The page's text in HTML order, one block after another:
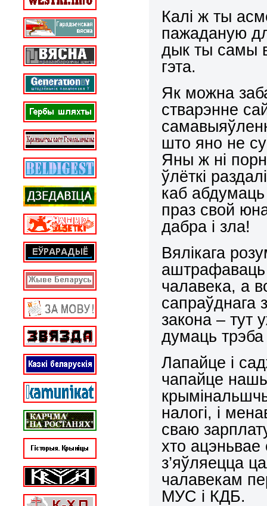
Калі ж ты
пажаданую
дык ты самы
гэта.
Як можна
стварэнне
што яно не
Яны ж ні
ўлёткі
каб абдумаць
праз свой
дабра і зла!
Вялікага
чалавека, а
сапраўднага
закона – тут
думаць трэба
Лапайце і
чапайце
налогі, і
сваю
хто ацэньвае
з’яўляецца
чалавекам
МУС і КДБ.